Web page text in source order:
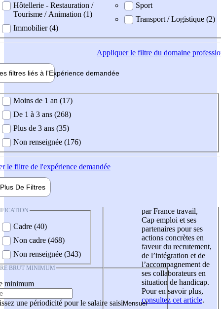
Hôtellerie - Restauration /
Tourisme / Animation (1)
Immobilier (4)
Sport
Transport / Logistique (2)
Appliquerle filtre du domaine
filtres liés à l'Expérience demandée
demandée
Moins de 1 an (17)
De 1 à 3 ans (268)
Plus de 3 ans (35)
Non renseignée (176)
le filtre de l'expérience demandée
Plus De Filtres
Cadre (40)
Non cadre (468)
Non renseignée (343)
BRUT MINIMUM
minimum
une périodicité pour le salaire saisi
par France travail,
Cap emploi et ses
partenaires pour ses
actions concrètes en
faveur du recrutement,
de l’intégration et de
l’accompagnement de
ses collaborateurs en
situation de handicap.
Pour en savoir plus,
consultez cet article.